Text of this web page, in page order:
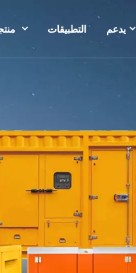
التطبيقات يدعم